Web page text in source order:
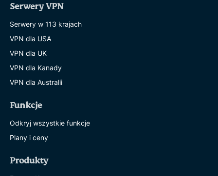
Serwery VPN
Serwery w 113 krajach
VPN dla USA
VPN dla UK
VPN dla Kanady
VPN dla Australii
Funkcje
Odkryj wszystkie funkcje
Plany i ceny
Produkty